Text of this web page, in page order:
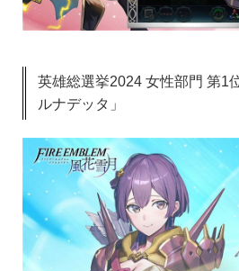
英雄総選挙2024 女性部門 第1
ルナデッタ」